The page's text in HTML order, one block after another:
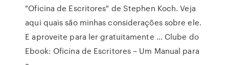
"Oficina de Escritores" de Stephen Koch. Veja
aqui quais são minhas considerações sobre ele.
E aproveite para ler gratuitamente … Clube do
Ebook: Oficina de Escritores – Um Manual para